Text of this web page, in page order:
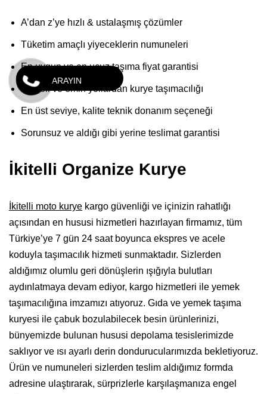
A’dan z’ye hızlı & ustalaşmış çözümler
Tüketim amaçlı yiyeceklerin numuneleri
En uygun ve en ucuz taşıma fiyat garantisi
Kaliteli ve emin yollardan kurye taşımacılığı
En üst seviye, kalite teknik donanım seçeneği
Sorunsuz ve aldığı gibi yerine teslimat garantisi
İkitelli Organize Kurye
İkitelli moto kurye kargo güvenliği ve içinizin rahatlığı
açısından en hususi hizmetleri hazırlayan firmamız, tüm
Türkiye’ye 7 gün 24 saat boyunca ekspres ve acele
koduyla taşımacılık hizmeti sunmaktadır. Sizlerden
aldığımız olumlu geri dönüşlerin ışığıyla bulutları
aydınlatmaya devam ediyor, kargo hizmetleri ile yemek
taşımacılığına imzamızı atıyoruz. Gıda ve yemek taşıma
kuryesi ile çabuk bozulabilecek besin ürünlerinizi,
bünyemizde bulunan hususi depolama tesislerimizde
saklıyor ve ısı ayarlı derin dondurucularımızda bekletiyoruz.
Ürün ve numuneleri sizlerden teslim aldığımız formda
adresine ulaştırarak, sürprizlerle karşılaşmanıza engel
ARAYIN